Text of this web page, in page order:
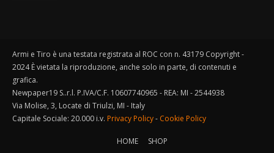
Armi e Tiro è una testata registrata al ROC con n. 43179 Copyright -
2024 È vietata la riproduzione, anche solo in parte, di contenuti e
grafica.
Newpaper19 S..r.l. P.IVA/C.F. 10607740965 - REA: MI - 2544938
Via Molise, 3, Locate di Triulzi, MI - Italy
Capitale Sociale: 20.000 i.v. Privacy Policy- Cookie Policy
HOME SHOP